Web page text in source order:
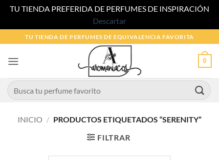
TU TIENDA PREFERIDA DE PERFUMES DE INSPIRACIÓN
Descartar
al
contenido
TU TIENDA DE PERFUMES DE EQUIVALENCIA FAVORITA
0
Buscar
por:
INICIO / PRODUCTOS ETIQUETADOS “SERENITY”
FILTRAR